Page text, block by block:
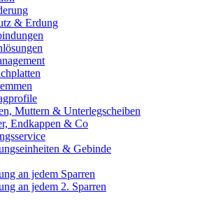
& Erdung
Muttern & Unterlegscheiben
Endkappen & Co
& Gebinde
an jedem Sparren
an jedem 2. Sparren